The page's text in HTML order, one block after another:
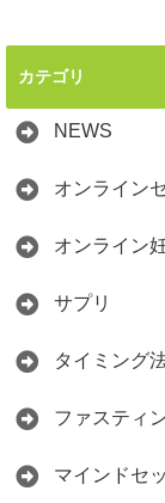
カテゴリ
NEWS
オンライン
オンライン
サプリ
タイミング
ファスティ
マインドセ